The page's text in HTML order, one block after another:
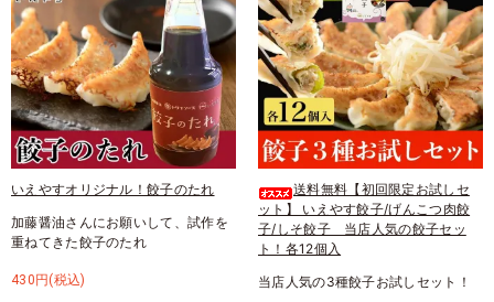
いえやすオリジナル！餃子のたれ
加藤醤油さんにお願いして、試作を
重ねてきた餃子のたれ
430円(税込)
送料無料【初回限定お試しセ
ット】 いえやす餃子/げんこつ肉餃
子/しそ餃子 当店人気の餃子セッ
ト！各12個入
当店人気の3種餃子お試しセット！